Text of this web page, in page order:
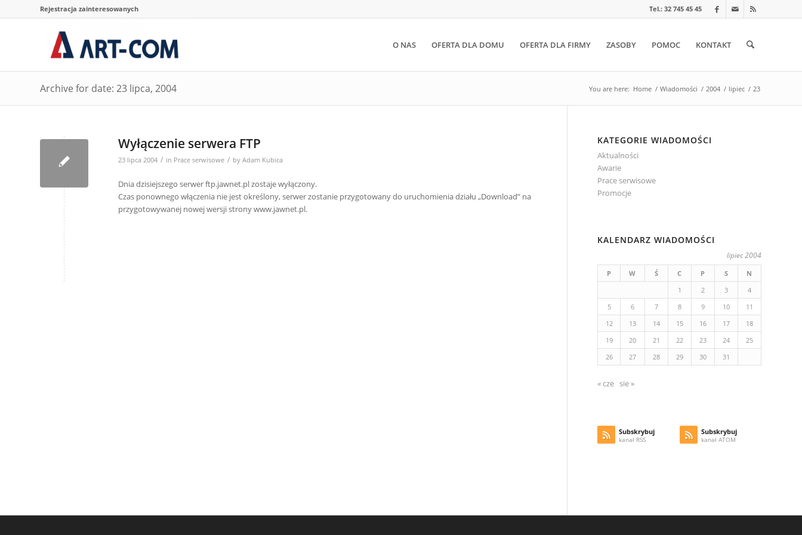
Rejestracja zainteresowanych Tel.: 32 745 45 45
O NAS OFERTA DLA DOMU OFERTA DLA FIRMY ZASOBY POMOC KONTAKT
Archive for date: 23 lipca, 2004 You are here: Home / Wiadomości / 2004 / lipiec / 23
Wyłączenie serwera FTP
23 lipca 2004 / in Prace serwisowe / by Adam Kubica
Dnia dzisiejszego serwer ftp.jawnet.pl zostaje wyłączony.
Czas ponownego włączenia nie jest określony, serwer zostanie przygotowany do uruchomienia działu „Download” na
przygotowywanej nowej wersji strony www.jawnet.pl.
KATEGORIE WIADOMOŚCI
Aktualności
Awarie
Prace serwisowe
Promocje
KALENDARZ WIADOMOŚCI
lipiec 2004
P W Ś C P S
N
1
2 3
4
5
6 7 8 9 10
11
12
13 14 15 16 17
18
19
20 21 22 23 24
25
26
27 28 29 30 31
« cze sie »
Subskrybuj
kanał RSS
Subskrybuj
kanał ATOM